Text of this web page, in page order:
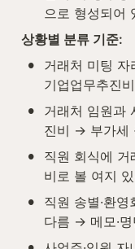
으로 형성되어
상황별 분류 기준:
•
거래처 미팅 자
기업업무추진
•
거래처 임원과
진비 → 부가세
•
직원 회식에 거
비로 볼 여지
•
직원 송별·환
다름 → 메모·